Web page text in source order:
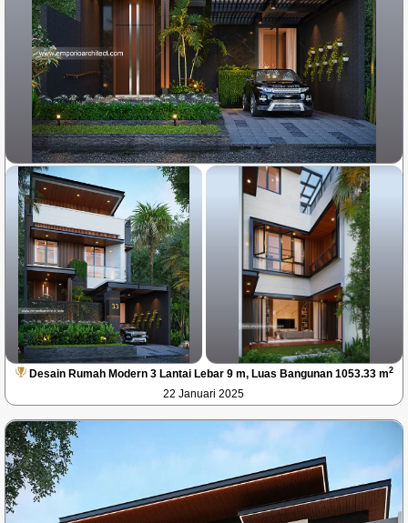
Desain Rumah Modern 3 Lantai Lebar 9 m, Luas Bangunan 1053.33 m2
22 Januari 2025